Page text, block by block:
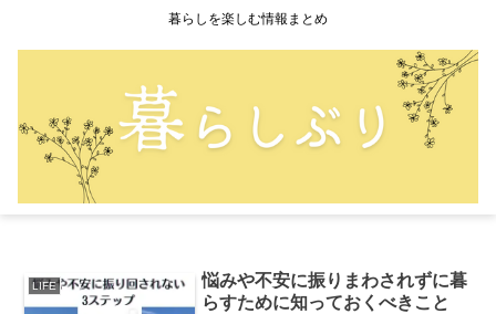
暮らしを楽しむ情報まとめ
LIFE
悩みや不安に振りまわされずに暮
らすために知っておくべきこと